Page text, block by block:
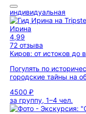
индивидуальная
Ирина
4,99
72 отзыва
Киров: от истоков до
Погулять по
городские тайны на
4500 ₽
за группу, 1–4 чел.